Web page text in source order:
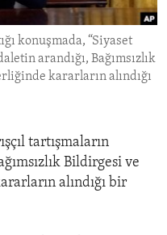
konuşmada, “Siyaset
arandığı, Bağımsızlık
kararların alındığı
tartışmaların
Bildirgesi ve
alındığı bir